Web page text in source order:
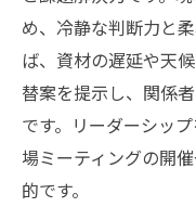
め、冷静な判断力と
ば、資材の遅延や天
替案を提示し、関係
です。リーダーシッ
場ミーティングの開
的です。